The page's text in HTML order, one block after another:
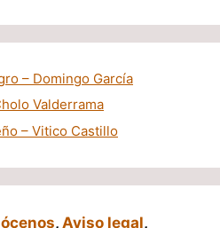
– Domingo García
Valderrama
– Vitico Castillo
, Aviso legal,